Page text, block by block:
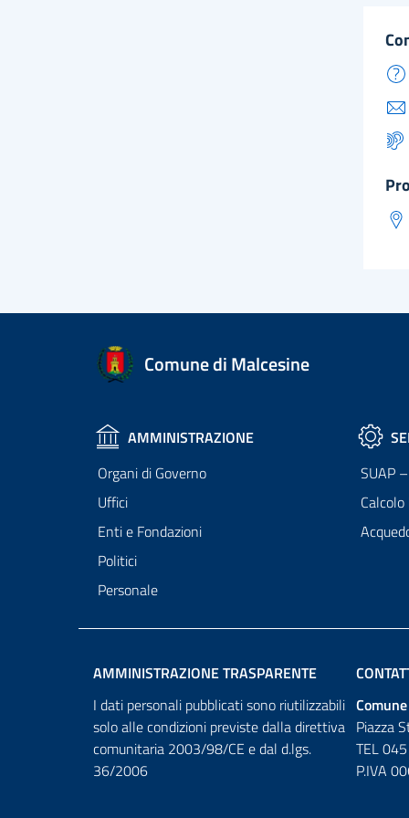
Comune di Malcesine
AMMINISTRAZIONE
Organi di Governo
Uffici
Enti e Fondazioni
Politici
Personale
SUAP
AMMINISTRAZIONE TRASPARENTE
I dati personali pubblicati sono riutilizzabili
solo alle condizioni previste dalla direttiva
comunitaria 2003/98/CE e dal d.lgs.
36/2006
Piazza
TEL
P.IVA